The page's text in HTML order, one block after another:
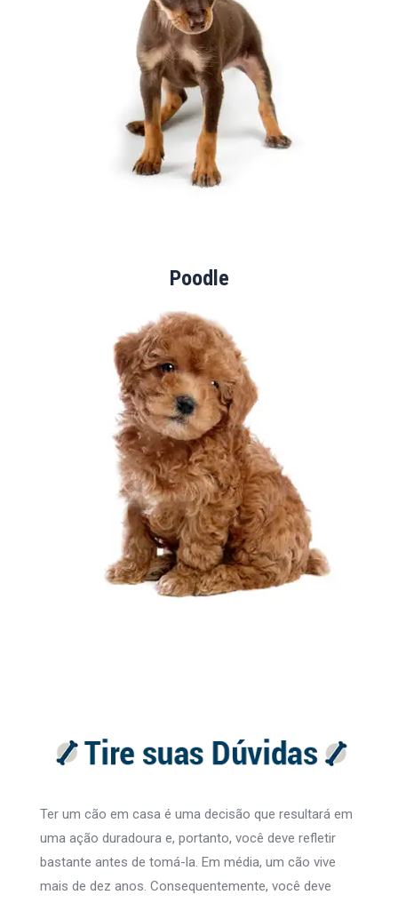
Poodle
Ter um cão em casa é uma decisão que resultará em
uma ação duradoura e, portanto, você deve refletir
bastante antes de tomá-la. Em média, um cão vive
mais de dez anos. Consequentemente, você deve